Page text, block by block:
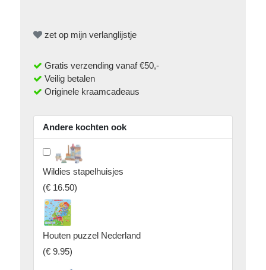
zet op mijn verlanglijstje
Gratis verzending vanaf €50,-
Veilig betalen
Originele kraamcadeaus
Andere kochten ook
Wildies stapelhuisjes
(€ 16.50)
Houten puzzel Nederland
(€ 9.95)